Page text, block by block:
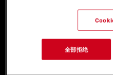
全部拒绝